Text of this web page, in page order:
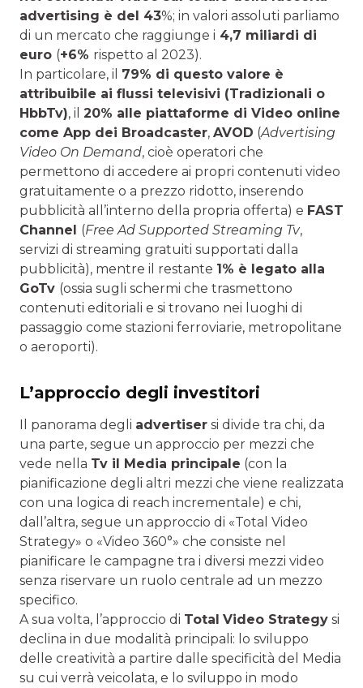
advertising è del 43%; in valori assoluti parliamo
di un mercato che raggiunge i 4,7 miliardi di
euro (+6% rispetto al 2023).
In particolare, il 79% di questo valore è
attribuibile ai flussi televisivi (Tradizionali o
HbbTv), il 20% alle piattaforme di Video online
come App dei Broadcaster, AVOD (Advertising
Video On Demand, cioè operatori che
permettono di accedere ai propri contenuti video
gratuitamente o a prezzo ridotto, inserendo
pubblicità all’interno della propria offerta) e FAST
Channel (Free Ad Supported Streaming Tv,
servizi di streaming gratuiti supportati dalla
pubblicità), mentre il restante 1% è legato alla
GoTv (ossia sugli schermi che trasmettono
contenuti editoriali e si trovano nei luoghi di
passaggio come stazioni ferroviarie, metropolitane
o aeroporti).
L’approccio degli investitori
Il panorama degli advertiser si divide tra chi, da
una parte, segue un approccio per mezzi che
vede nella Tv il Media principale (con la
pianificazione degli altri mezzi che viene realizzata
con una logica di reach incrementale) e chi,
dall’altra, segue un approccio di «Total Video
Strategy» o «Video 360°» che consiste nel
pianificare le campagne tra i diversi mezzi video
senza riservare un ruolo centrale ad un mezzo
specifico.
A sua volta, l’approccio di Total Video Strategy si
declina in due modalità principali: lo sviluppo
delle creatività a partire dalle specificità del Media
su cui verrà veicolata, e lo sviluppo in modo